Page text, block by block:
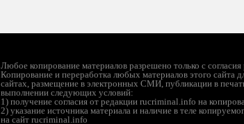
Любое копирование материалов разрешено только с
Копирование и переработка любых материалов этого сайта
сайтах, размещение в электронных СМИ, публикации в
выполнении следующих условий:
1) получение согласия от редакции rucriminal.info на
2) указание источника материала и наличие в теле
на сайт rucriminal.info